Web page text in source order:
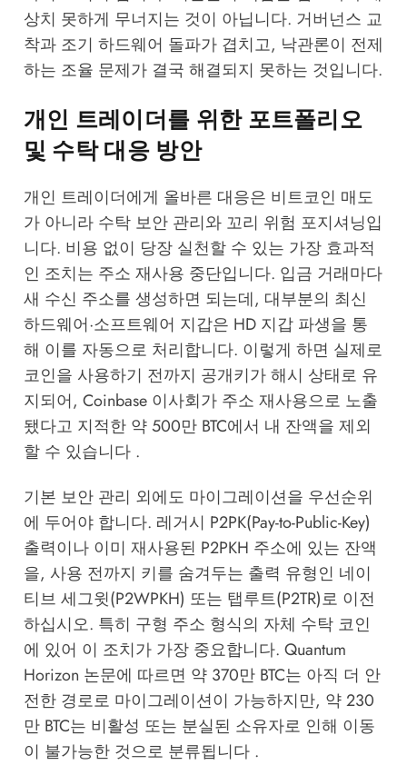
상치 못하게 무너지는 것이 아닙니다. 거버넌스 교
착과 조기 하드웨어 돌파가 겹치고, 낙관론이 전제
하는 조율 문제가 결국 해결되지 못하는 것입니다.
개인 트레이더를 위한 포트폴리오
및 수탁 대응 방안
개인 트레이더에게 올바른 대응은 비트코인 매도
가 아니라 수탁 보안 관리와 꼬리 위험 포지셔닝입
니다. 비용 없이 당장 실천할 수 있는 가장 효과적
인 조치는 주소 재사용 중단입니다. 입금 거래마다
새 수신 주소를 생성하면 되는데, 대부분의 최신
하드웨어·소프트웨어 지갑은 HD 지갑 파생을 통
해 이를 자동으로 처리합니다. 이렇게 하면 실제로
코인을 사용하기 전까지 공개키가 해시 상태로 유
지되어, Coinbase 이사회가 주소 재사용으로 노출
됐다고 지적한 약 500만 BTC에서 내 잔액을 제외
할 수 있습니다 .
기본 보안 관리 외에도 마이그레이션을 우선순위
에 두어야 합니다. 레거시 P2PK(Pay-to-Public-Key)
출력이나 이미 재사용된 P2PKH 주소에 있는 잔액
을, 사용 전까지 키를 숨겨두는 출력 유형인 네이
티브 세그윗(P2WPKH) 또는 탭루트(P2TR)로 이전
하십시오. 특히 구형 주소 형식의 자체 수탁 코인
에 있어 이 조치가 가장 중요합니다. Quantum
Horizon 논문에 따르면 약 370만 BTC는 아직 더 안
전한 경로로 마이그레이션이 가능하지만, 약 230
만 BTC는 비활성 또는 분실된 소유자로 인해 이동
이 불가능한 것으로 분류됩니다 .